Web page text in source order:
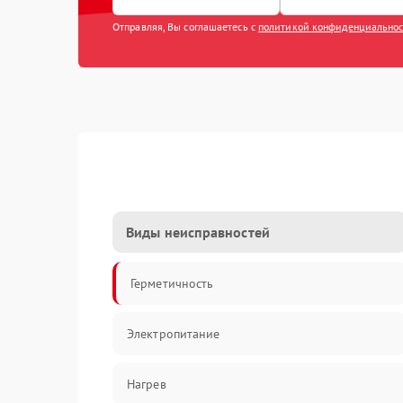
Отправляя, Вы соглашаетесь с политикой
Виды неисправностей
Герметичность
Электропитание
Нагрев